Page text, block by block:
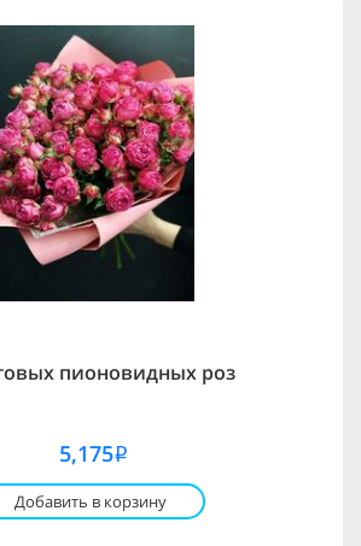
пионовидных роз
5,175i
Добавить в корзину